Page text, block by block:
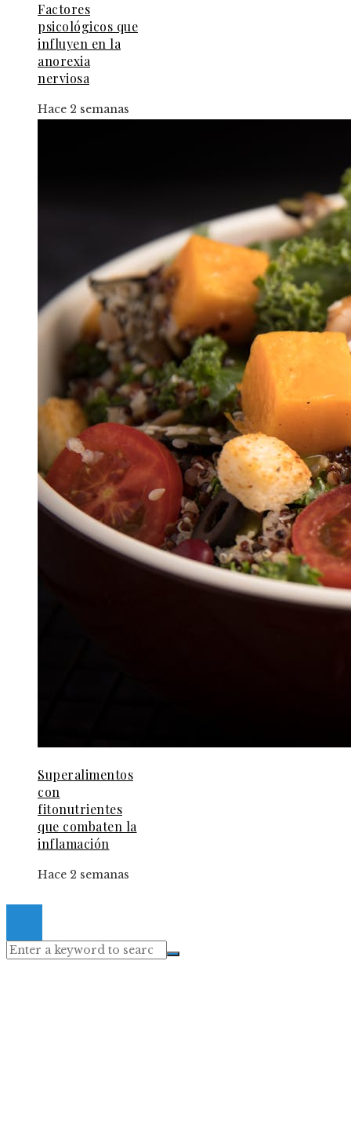
Factores
psicológicos que
influyen en la
anorexia
nerviosa
Hace 2 semanas
Superalimentos
con
fitonutrientes
que combaten la
inflamación
Hace 2 semanas